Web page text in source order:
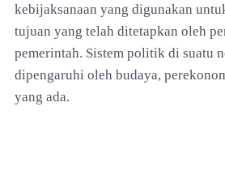
kebijaksanaan yang digunakan
tujuan yang telah ditetapkan oleh
pemerintah. Sistem politik di suatu
dipengaruhi oleh budaya,
yang ada.